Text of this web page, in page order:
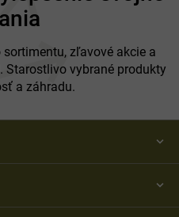
zľavové akcie a
Starostlivo vybrané produkty
a záhradu.